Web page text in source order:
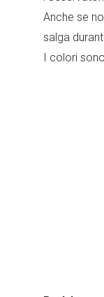
Anche se
salga
I colori